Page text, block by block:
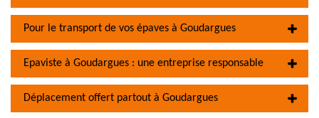
Pour le transport de vos épaves à Goudargues
Epaviste à Goudargues : une entreprise responsable
Déplacement offert partout à Goudargues